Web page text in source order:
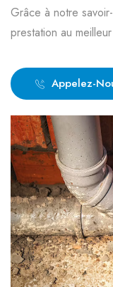
Grâce à notre
prestation au
Appelez-